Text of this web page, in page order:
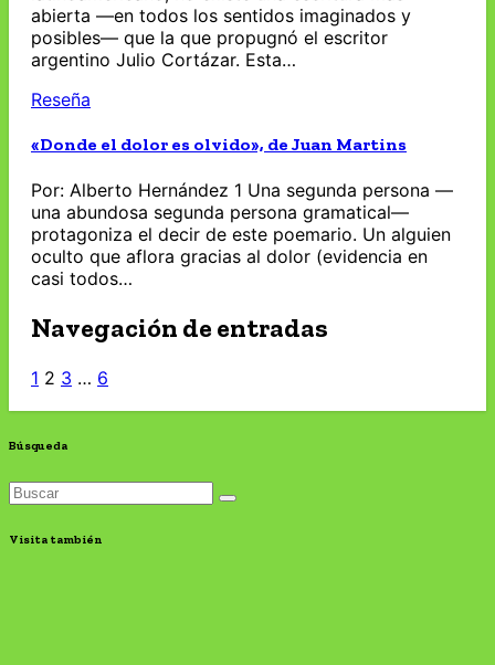
abierta —en todos los sentidos imaginados y
posibles— que la que propugnó el escritor
argentino Julio Cortázar. Esta…
Reseña
«Donde el dolor es olvido», de Juan Martins
Por: Alberto Hernández 1 Una segunda persona —
una abundosa segunda persona gramatical—
protagoniza el decir de este poemario. Un alguien
oculto que aflora gracias al dolor (evidencia en
casi todos…
Navegación de entradas
1 2 3 … 6
Búsqueda
Visita también